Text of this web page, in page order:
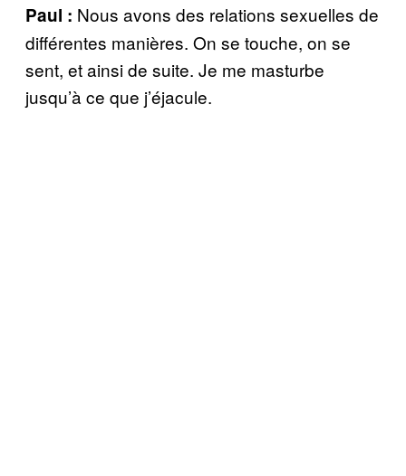
Paul : Nous avons des relations sexuelles de
différentes manières. On se touche, on se
sent, et ainsi de suite. Je me masturbe
jusqu’à ce que j’éjacule.